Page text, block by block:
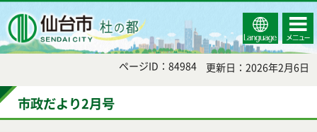
Select
Language
コンテ
ンツメ
ニュー
ページID：84984 更新日：2026年2月6日
市政だより2月号